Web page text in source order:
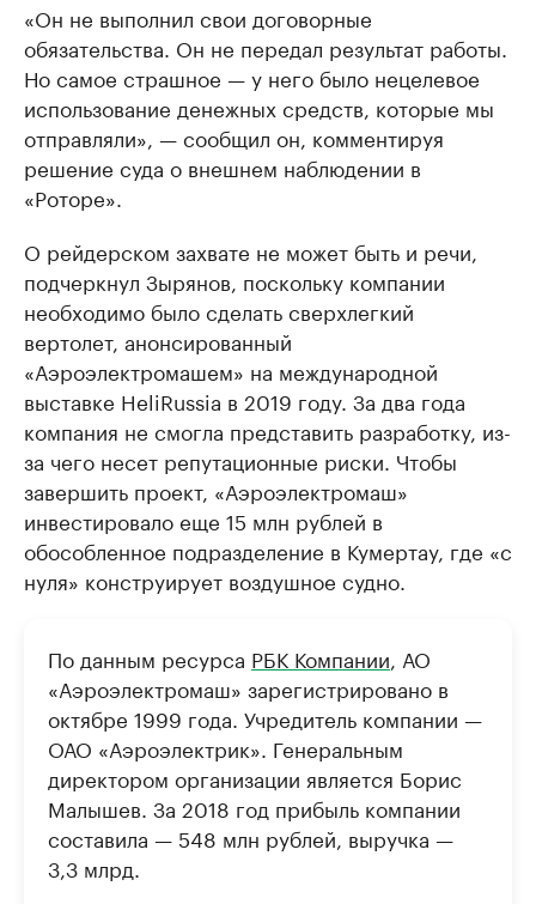
«Он не выполнил свои договорные
обязательства. Он не передал результат работы.
Но самое страшное — у него было нецелевое
использование денежных средств, которые мы
отправляли», — сообщил он, комментируя
решение суда о внешнем наблюдении в
«Роторе».
О рейдерском захвате не может быть и речи,
подчеркнул Зырянов, поскольку компании
необходимо было сделать сверхлегкий
вертолет, анонсированный
«Аэроэлектромашем» на международной
выставке HeliRussia в 2019 году. За два года
компания не смогла представить разработку, из-
за чего несет репутационные риски. Чтобы
завершить проект, «Аэроэлектромаш»
инвестировало еще 15 млн рублей в
обособленное подразделение в Кумертау, где «с
нуля» конструирует воздушное судно.
По данным ресурса РБК Компании, АО
«Аэроэлектромаш» зарегистрировано в
октябре 1999 года. Учредитель компании —
ОАО «Аэроэлектрик». Генеральным
директором организации является Борис
Малышев. За 2018 год прибыль компании
составила — 548 млн рублей, выручка —
3,3 млрд.